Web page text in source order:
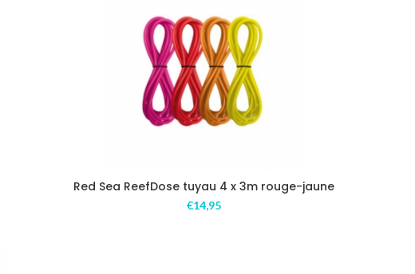
Red Sea ReefDose tuyau 4 x 3m rouge-jaune
€14,95